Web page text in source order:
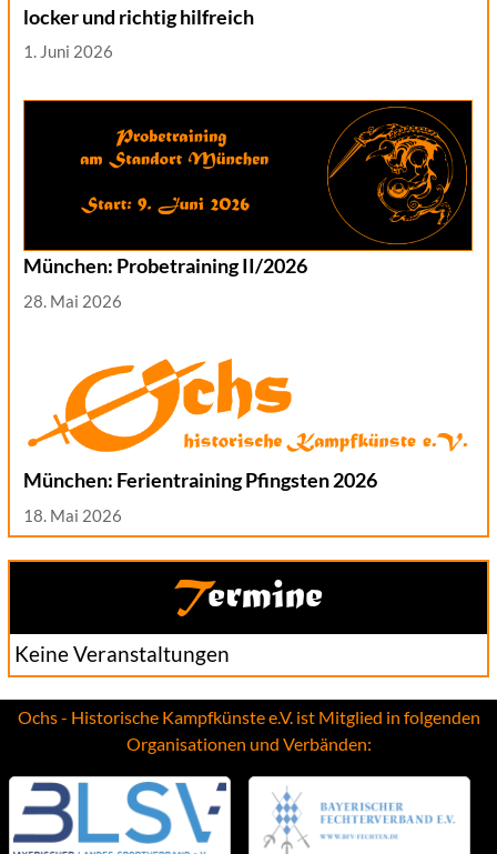
locker und richtig hilfreich
1. Juni 2026
München: Probetraining II/2026
28. Mai 2026
München: Ferientraining Pfingsten 2026
18. Mai 2026
Termine
Keine Veranstaltungen
Ochs - Historische Kampfkünste e.V. ist Mitglied in folgenden
Organisationen und Verbänden: